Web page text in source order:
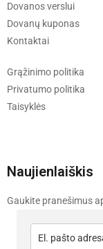
Dovanos verslui
Dovanų kuponas
Kontaktai
Grąžinimo politika
Privatumo politika
Taisyklės
Naujienlaiškis
Gaukite pranešimus